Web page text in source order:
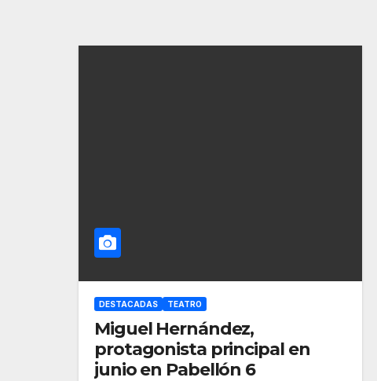
DESTACADAS TEATRO
Miguel Hernández,
protagonista principal en
junio en Pabellón 6